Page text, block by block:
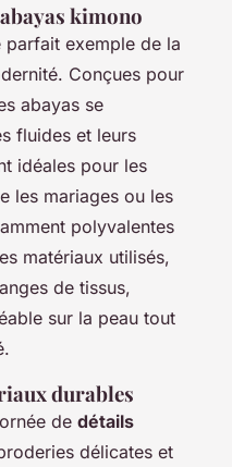
kimono
parfait exemple de la
Conçues pour
abayas se
fluides et leurs
idéales pour les
les mariages ou les
polyvalentes
matériaux utilisés,
de tissus,
sur la peau tout
durables
de détails
délicates et